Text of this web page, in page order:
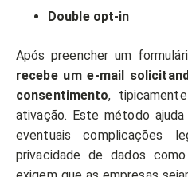
Double opt-in
Após preencher um
recebe um e-mail
consentimento,
ativação. Este método
eventuais
privacidade de dados